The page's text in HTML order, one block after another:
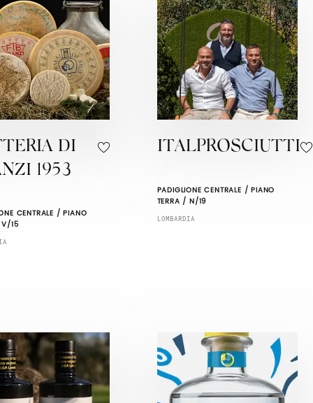
DI
1953
CENTRALE / PIANO
V/15
ITALPROSCIUTTI
PADIGLIONE CENTRALE / PIANO
TERRA / N/19
LOMBARDIA